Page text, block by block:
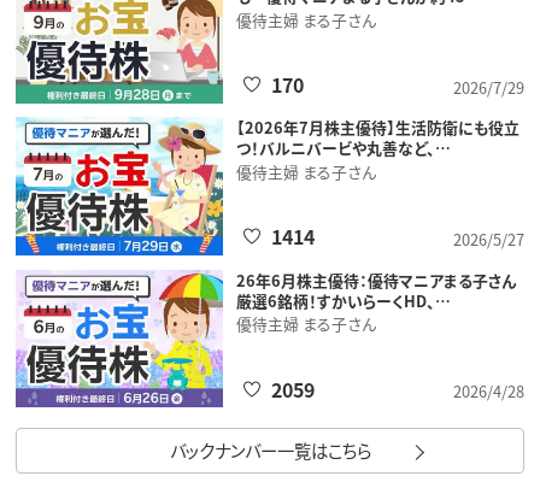
優待主婦 まる子さん
2026/7/29
170
【2026年7月株主優待】生活防衛にも役立
つ！バルニバービや丸善など、…
優待主婦 まる子さん
2026/5/27
1414
26年6月株主優待：優待マニアまる子さん
厳選6銘柄！すかいらーくHD、…
優待主婦 まる子さん
2026/4/28
2059
バックナンバー一覧はこちら